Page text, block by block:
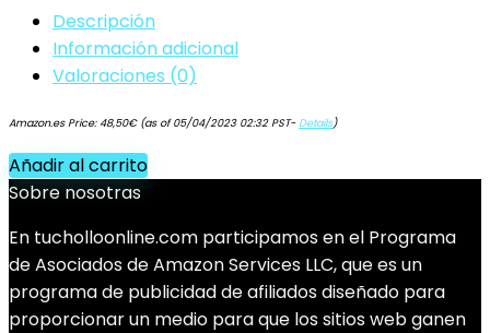
Descripción
Información adicional
Valoraciones (0)
Amazon.es Price: 48,50€(as of 05/04/2023 02:32 PST-Details)
Añadir al carrito
Sobre nosotras
En tucholloonline.com participamos en el Programa
de Asociados de Amazon Services LLC, que es un
programa de publicidad de afiliados diseñado para
proporcionar un medio para que los sitios web ganen